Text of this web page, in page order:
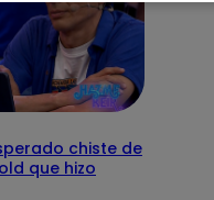
chiste de
que hizo